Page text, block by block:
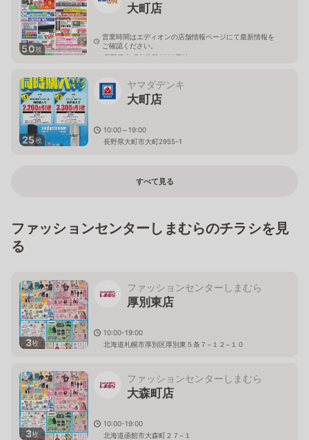
50枚
大町店
営業時間はエディオンの店舗情報ページにて最新情報を
ご確認ください。
長野県大町市常盤6906番地
25枚
ヤマダデンキ
大町店
10:00～19:00
長野県大町市大町2955-1
すべて見る
ファッションセンターしまむらのチラシを見
る
3枚
ファッションセンターしまむら
厚別東店
10:00-19:00
北海道札幌市厚別区厚別東５条７−１２−１０
3枚
ファッションセンターしまむら
大森町店
10:00-19:00
北海道函館市大森町２７−１